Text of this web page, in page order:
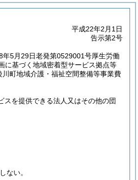
平成22年2月1日
告示第2号
年5月29日老発第0529001号厚生労働
に基づく地域密着型サービス拠点等
町地域介護・福祉空間整備等事業費
スを提供できる法人又はその他の団
ない。